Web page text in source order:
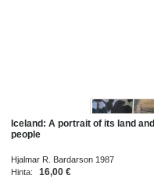
Iceland: A portrait of its land and
people
Hjalmar R. Bardarson 1987
Hinta:
16,00 €